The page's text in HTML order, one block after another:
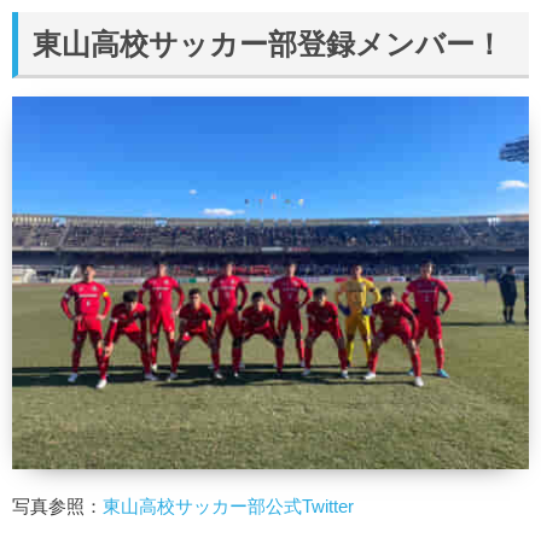
東山高校サッカー部登録メンバー！
写真参照： 東山高校サッカー部公式Twitter